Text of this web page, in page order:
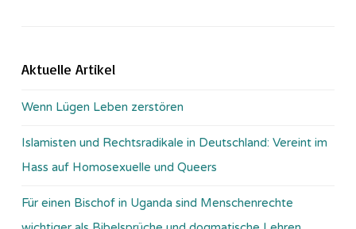
Aktuelle Artikel
Wenn Lügen Leben zerstören
Islamisten und Rechtsradikale in Deutschland: Vereint im
Hass auf Homosexuelle und Queers
Für einen Bischof in Uganda sind Menschenrechte